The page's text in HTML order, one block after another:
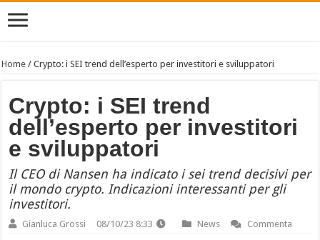
Home /Crypto: i SEI trend dell’esperto per investitori e sviluppatori
Crypto: i SEI trend
dell’esperto per investitori
e sviluppatori
Il CEO di Nansen ha indicato i sei trend decisivi per
il mondo crypto. Indicazioni interessanti per gli
investitori.
Gianluca Grossi 08/10/23 8:33 News Commenta